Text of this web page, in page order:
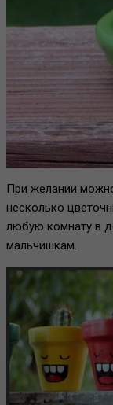
При желании
несколько
любую комнату в
мальчишкам.